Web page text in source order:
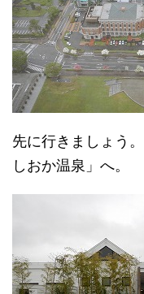
先に行きましょう
しおか温泉」へ。